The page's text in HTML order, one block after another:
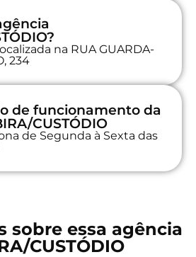
na RUA GUARDA-
234
de funcionamento da
CUSTÓDIO
de Segunda à Sexta das
sobre essa agência
CUSTÓDIO